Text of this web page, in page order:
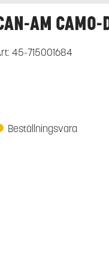
AM CAMO-
45-715001684
Beställningsvara